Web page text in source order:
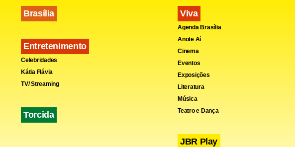
Facebook
WhatsApp
Brasília
Entretenimento
Celebridades
Kátia Flávia
TV/ Streaming
Torcida
Viva
Agenda Brasília
Anote Aí
Cinema
Eventos
Exposições
Literatura
Música
Teatro e Dança
JBR Play